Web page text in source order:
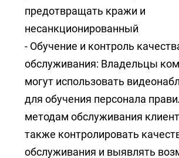
предотвращать кражи и
несанкционированный
- Обучение и контроль
обслуживания: Владельцы
могут использовать
для обучения персонала
методам обслуживания
также контролировать
обслуживания и выявлять